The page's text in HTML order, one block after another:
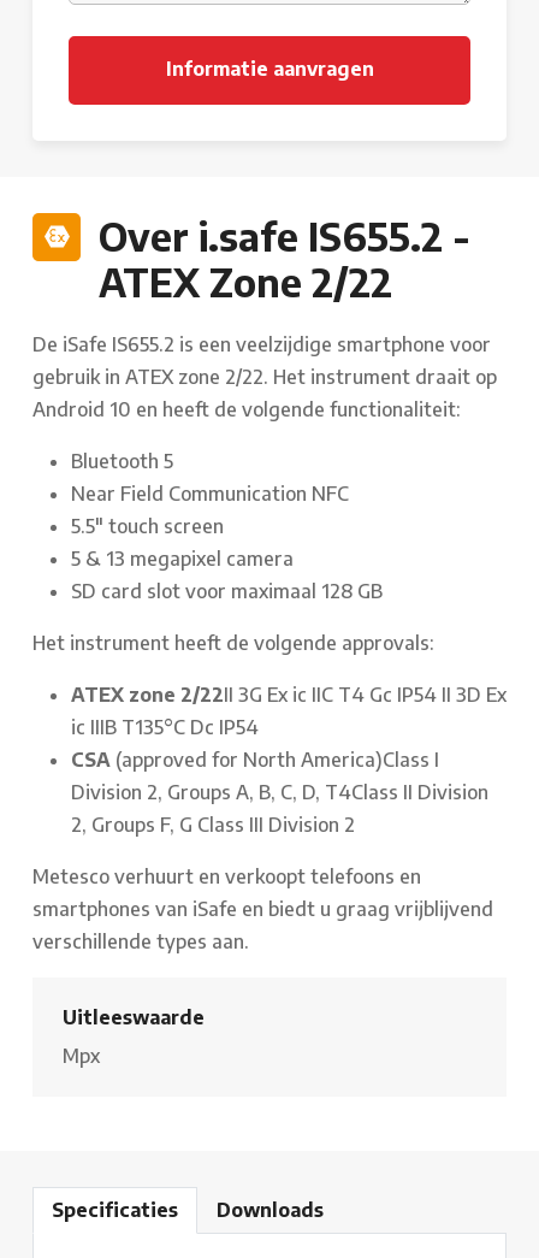
Over i.safe IS655.2 -
ATEX Zone 2/22
De iSafe IS655.2 is een veelzijdige smartphone voor
gebruik in ATEX zone 2/22. Het instrument draait op
Android 10 en heeft de volgende functionaliteit:
Bluetooth 5
Near Field Communication NFC
5.5" touch screen
5 & 13 megapixel camera
SD card slot voor maximaal 128 GB
Het instrument heeft de volgende approvals:
ATEX zone 2/22II 3G Ex ic IIC T4 Gc IP54 II 3D Ex
ic IIIB T135°C Dc IP54
CSA (approved for North America)Class I
Division 2, Groups A, B, C, D, T4Class II Division
2, Groups F, G Class III Division 2
Metesco verhuurt en verkoopt telefoons en
smartphones van iSafe en biedt u graag vrijblijvend
verschillende types aan.
Uitleeswaarde
Mpx
Specificaties Downloads